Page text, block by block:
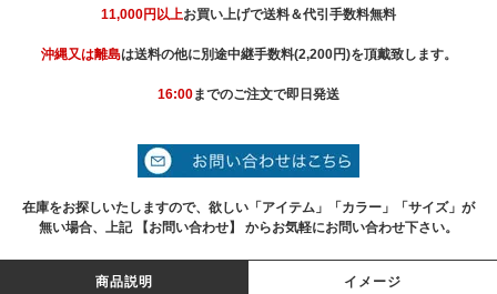
11,000円以上お買い上げで送料＆代引手数料無料
沖縄又は離島は送料の他に別途中継手数料(2,200円)を頂戴致します。
16:00までのご注文で即日発送
在庫をお探しいたしますので、欲しい「アイテム」「カラー」「サイズ」が
無い場合、上記 【お問い合わせ】 からお気軽にお問い合わせ下さい。
商品説明 イメージ